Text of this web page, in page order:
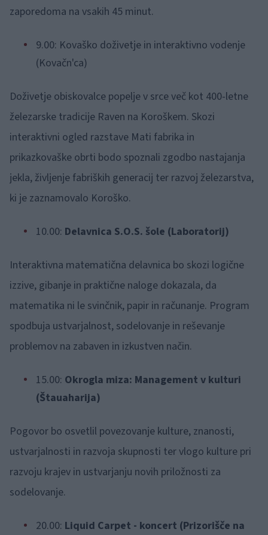
zaporedoma na vsakih 45 minut.
9.00: Kovaško doživetje in interaktivno vodenje
(Kovačn'ca)
Doživetje obiskovalce popelje v srce več kot 400-letne
železarske tradicije Raven na Koroškem. Skozi
interaktivni ogled razstave Mati fabrika in
prikazkovaške obrti bodo spoznali zgodbo nastajanja
jekla, življenje fabriških generacij ter razvoj železarstva,
ki je zaznamovalo Koroško.
10.00: Delavnica S.O.S. šole (Laboratorij)
Interaktivna matematična delavnica bo skozi logične
izzive, gibanje in praktične naloge dokazala, da
matematika ni le svinčnik, papir in računanje. Program
spodbuja ustvarjalnost, sodelovanje in reševanje
problemov na zabaven in izkustven način.
15.00: Okrogla miza: Management v kulturi
(Štauaharija)
Pogovor bo osvetlil povezovanje kulture, znanosti,
ustvarjalnosti in razvoja skupnosti ter vlogo kulture pri
razvoju krajev in ustvarjanju novih priložnosti za
sodelovanje.
20.00: Liquid Carpet - koncert (Prizorišče na